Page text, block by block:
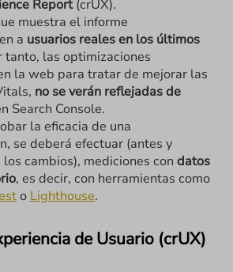
Report(crUX).
muestra el informe
a usuarios reales en los últimos
tanto, las optimizaciones
la web para tratar de mejorar las
no se verán reflejadas de
Search Console.
la eficacia de una
se deberá efectuar (antes y
cambios), mediciones con datos
, es decir, con herramientas como
oLighthouse.
de Usuario (crUX)